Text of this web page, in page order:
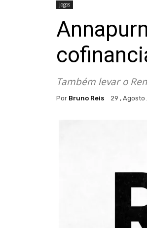
Jogos
Também levar o
Por Bruno Reis 29 , Agosto